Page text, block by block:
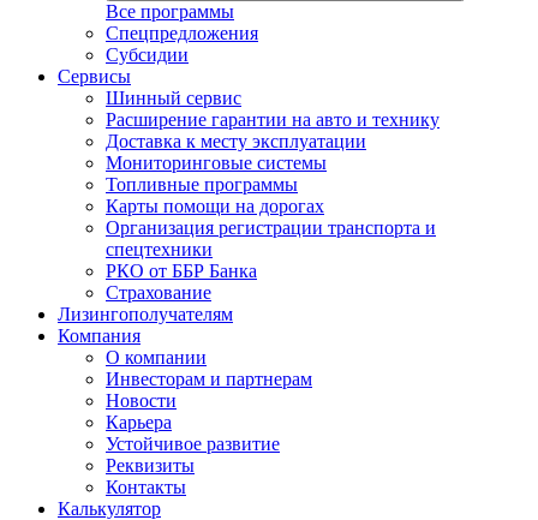
Все программы
Спецпредложения
Субсидии
Сервисы
Шинный сервис
Расширение гарантии на авто и технику
Доставка к месту эксплуатации
Мониторинговые системы
Топливные программы
Карты помощи на дорогах
Организация регистрации транспорта и
спецтехники
РКО от ББР Банка
Страхование
Лизингополучателям
Компания
О компании
Инвесторам и партнерам
Новости
Карьера
Устойчивое развитие
Реквизиты
Контакты
Калькулятор